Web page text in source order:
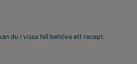
du i vissa fall behöva ett recept.